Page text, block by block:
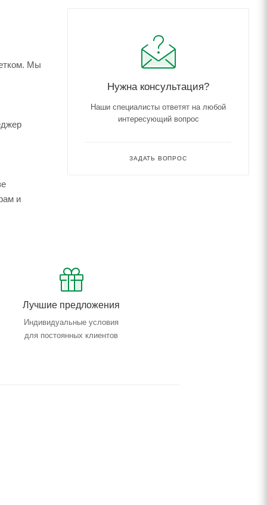
Мы
и
Лучшие предложения
Индивидуальные условия
для постоянных клиентов
Нужна консультация?
Наши специалисты ответят на любой
интересующий вопрос
ЗАДАТЬ ВОПРОС